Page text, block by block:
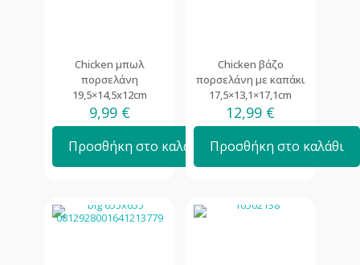
Chicken μπωλ
πορσελάνη
19,5×14,5x12cm
9,99 €
Προσθήκη στο καλάθι
Chicken βάζο
πορσελάνη με καπάκι
17,5×13,1×17,1cm
12,99 €
Προσθήκη στο καλάθι